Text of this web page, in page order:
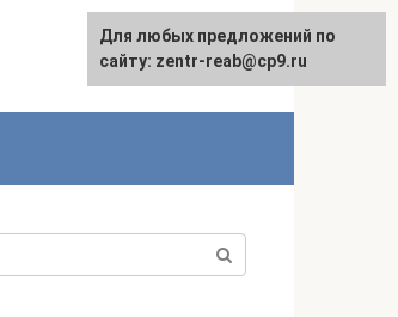
Для любых предложений по
сайту: zentr-reab@cp9.ru